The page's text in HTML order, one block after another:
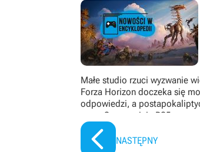
czas na oglądaniu
Małe studio rzuci wyzwanie
Forza Horizon doczeka się
odpowiedzi, a
przez Sony ominie PS5
NASTĘPNY